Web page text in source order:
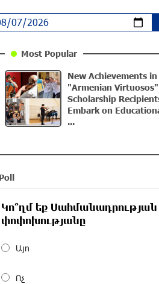
DIALOG Organization -
“Born in Artsakh” Program
DIALOG Organization -
“Born in Artsakh” Program
With a Mission to Preserve
Heritage: AraratBank Sponsors
Most Popular
New Achievements
"Armenian Virtuosos"
Scholarship
Embark on
...
Poll
Կո՞ղմ եք Սահմանադրության
փոփոխությանը
Այո
Ոչ